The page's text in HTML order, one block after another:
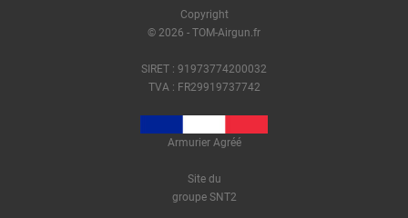
Copyright
© 2026 - TOM-Airgun.fr
SIRET : 91973774200032
TVA : FR29919737742
Armurier Agréé
Site du
groupe SNT2